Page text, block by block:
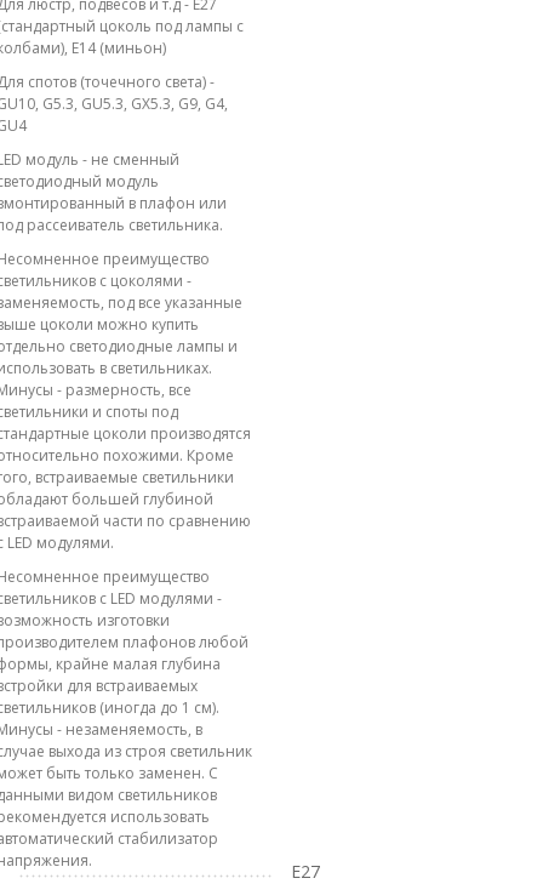
люстр, подвесов и т.д - E27
цоколь под лампы с
E14 (миньон)
спотов (точечного света) -
G5.3, GU5.3, GX5.3, G9, G4,
модуль - не сменный
модуль
в плафон или
рассеиватель светильника.
преимущество
с цоколями -
под все указанные
цоколи можно купить
светодиодные лампы и
в светильниках.
- размерность, все
и споты под
цоколи производятся
похожими. Кроме
встраиваемые светильники
большей глубиной
части по сравнению
LED модулями.
преимущество
с LED модулями -
изготовки
плафонов любой
крайне малая глубина
для встраиваемых
(иногда до 1 см).
- незаменяемость, в
выхода из строя светильник
быть только заменен. С
видом светильников
использовать
стабилизатор
E27